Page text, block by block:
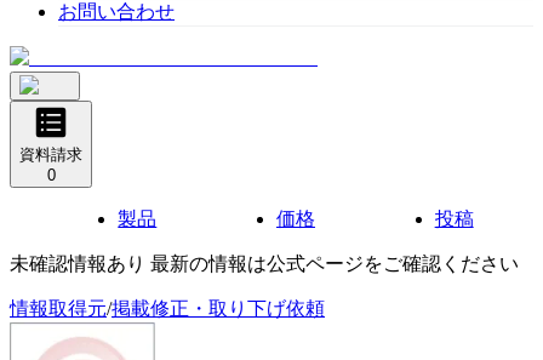
お問い合わせ
資料請求
0
製品 価格 投稿
未確認情報あり 最新の情報は公式ページをご確認ください
情報取得元/掲載修正・取り下げ依頼